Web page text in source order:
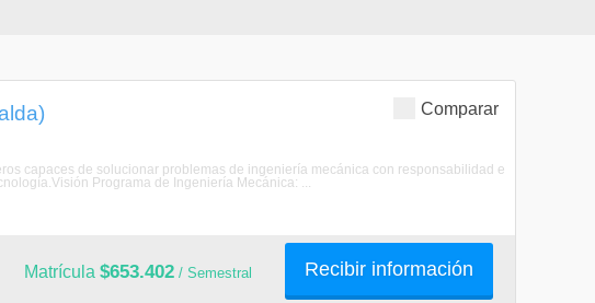
Comparar
capaces de solucionar problemas de ingeniería mecánica con responsabilidad e
Programa de Ingeniería Mecánica: ...
Recibir información
Matrícula $653.402 / Semestral